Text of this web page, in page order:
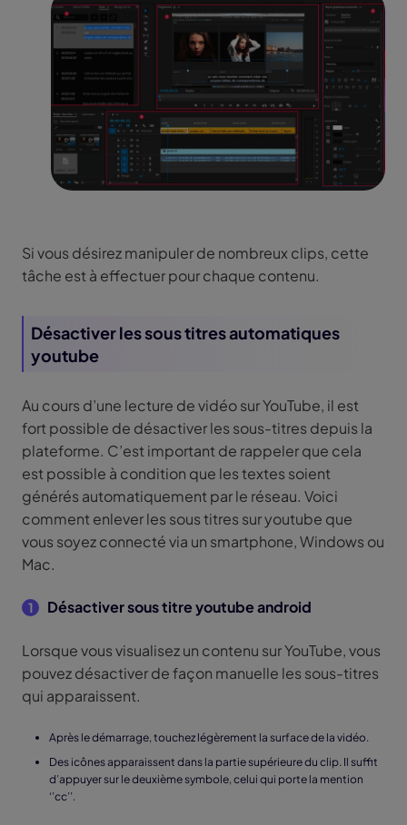
Si vous désirez manipuler de nombreux clips, cette
tâche est à effectuer pour chaque contenu.
Désactiver les sous titres automatiques
youtube
Au cours d’une lecture de vidéo sur YouTube, il est
fort possible de désactiver les sous-titres depuis la
plateforme. C’est important de rappeler que cela
est possible à condition que les textes soient
générés automatiquement par le réseau. Voici
comment enlever les sous titres sur youtube que
vous soyez connecté via un smartphone, Windows ou
Mac.
1 Désactiver sous titre youtube android
Lorsque vous visualisez un contenu sur YouTube, vous
pouvez désactiver de façon manuelle les sous-titres
qui apparaissent.
Après le démarrage, touchez légèrement la surface de la vidéo.
Des icônes apparaissent dans la partie supérieure du clip. Il suffit
d’appuyer sur le deuxième symbole, celui qui porte la mention
‘’cc’’.